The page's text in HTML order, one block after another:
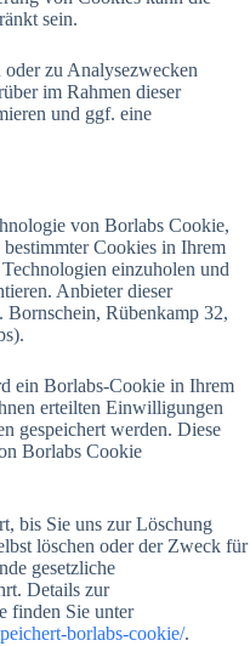
sein.
zu Analysezwecken
im Rahmen dieser
und ggf. eine
von Borlabs Cookie,
Cookies in Ihrem
einzuholen und
Anbieter dieser
Rübenkamp 32,
ein Borlabs-Cookie in Ihrem
erteilten Einwilligungen
gespeichert werden. Diese
Borlabs Cookie
bis Sie uns zur Löschung
löschen oder der Zweck für
gesetzliche
Details zur
finden Sie unter
borlabs-cookie/.